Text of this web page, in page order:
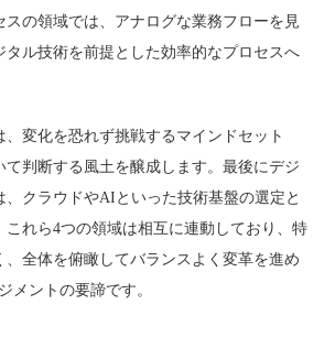
スの領域では、アナログな業務フローを見
タル技術を前提とした効率的なプロセスへ
変化を恐れず挑戦するマインドセット
て判断する風土を醸成します。最後にデジ
、クラウドやAIといった技術基盤の選定と
これら4つの領域は相互に連動しており、特
、全体を俯瞰してバランスよく変革を進め
メントの要諦です。